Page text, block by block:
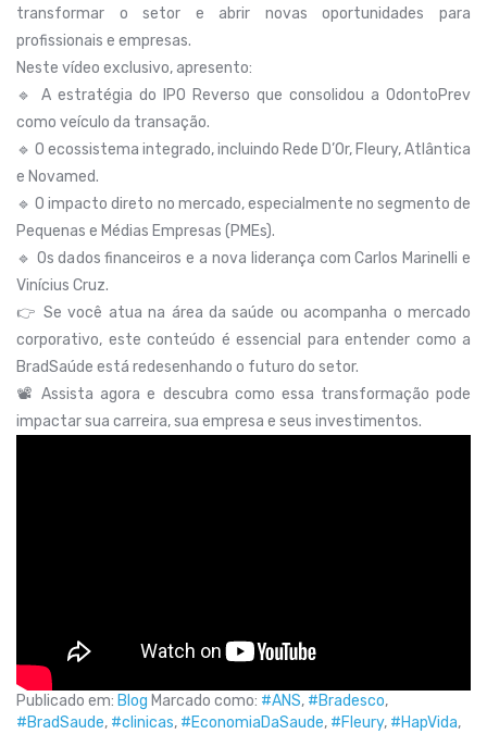
transformar o setor e abrir novas oportunidades para
profissionais e empresas.
Neste vídeo exclusivo, apresento:
🔹 A estratégia do IPO Reverso que consolidou a OdontoPrev
como veículo da transação.
🔹 O ecossistema integrado, incluindo Rede D’Or, Fleury, Atlântica
e Novamed.
🔹 O impacto direto no mercado, especialmente no segmento de
Pequenas e Médias Empresas (PMEs).
🔹 Os dados financeiros e a nova liderança com Carlos Marinelli e
Vinícius Cruz.
👉 Se você atua na área da saúde ou acompanha o mercado
corporativo, este conteúdo é essencial para entender como a
BradSaúde está redesenhando o futuro do setor.
📽️ Assista agora e descubra como essa transformação pode
impactar sua carreira, sua empresa e seus investimentos.
Publicado em: Blog Marcado como: #ANS, #Bradesco,
#BradSaude, #clinicas, #EconomiaDaSaude, #Fleury, #HapVida,